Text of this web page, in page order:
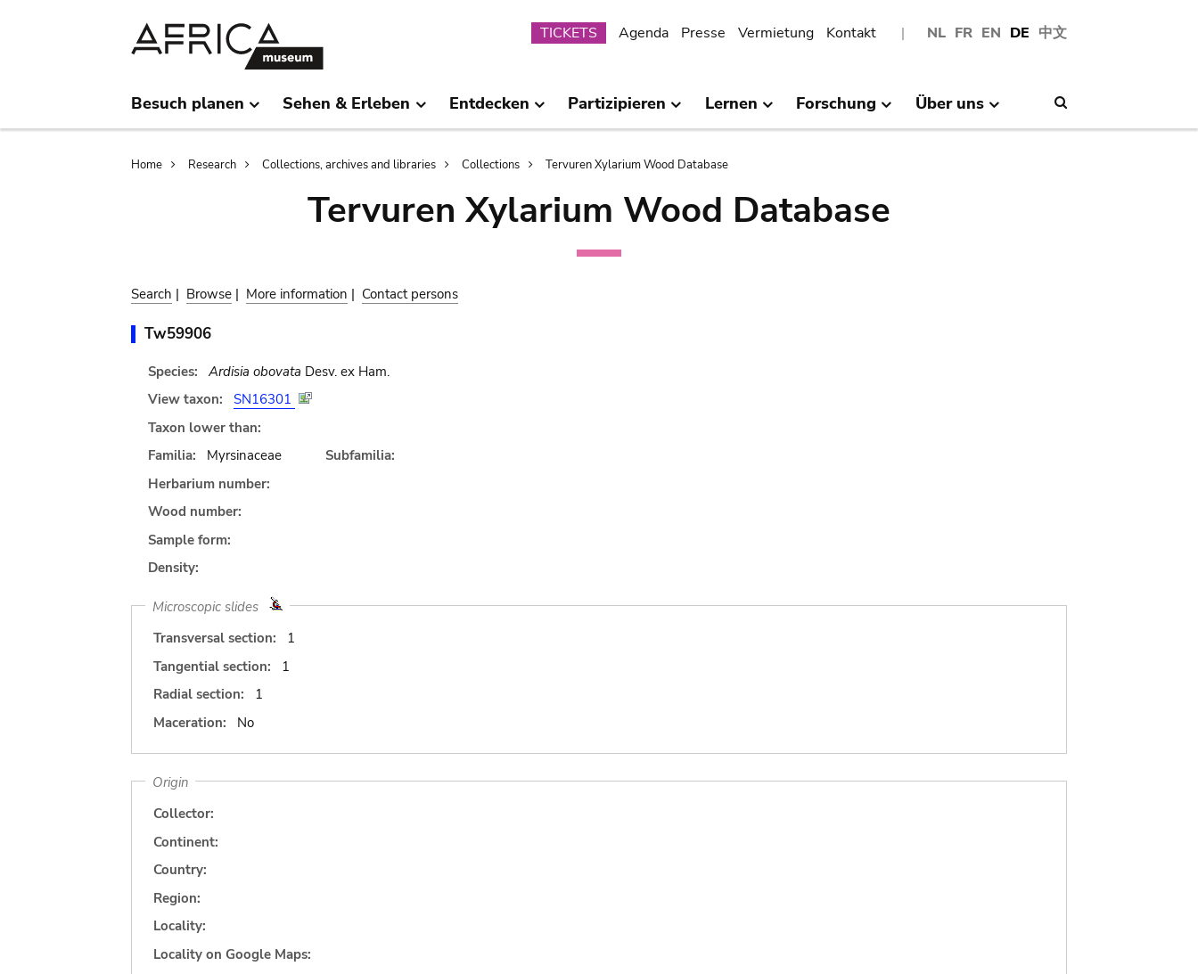
NL FR EN DE 中文
Submenu
TICKETS Agenda Presse Vermietung Kontakt
Besuch planen Sehen & Erleben Entdecken Partizipieren Lernen Forschung Über uns
Breadcrumb
Home Research Collections, archives and libraries Collections Tervuren Xylarium Wood Database
Tervuren Xylarium Wood Database
Search | Browse | More information | Contact persons
Tw59906
Species: Ardisia obovata Desv. ex Ham.
View taxon:
SN16301
Taxon lower than:
Familia:
Myrsinaceae
Subfamilia:
Herbarium number:
Wood number:
Sample form:
Density:
Microscopic slides
Transversal section:
1
Tangential section:
1
Radial section:
1
Maceration:
No
Origin
Collector:
Continent:
Country:
Region:
Locality:
Locality on Google Maps: